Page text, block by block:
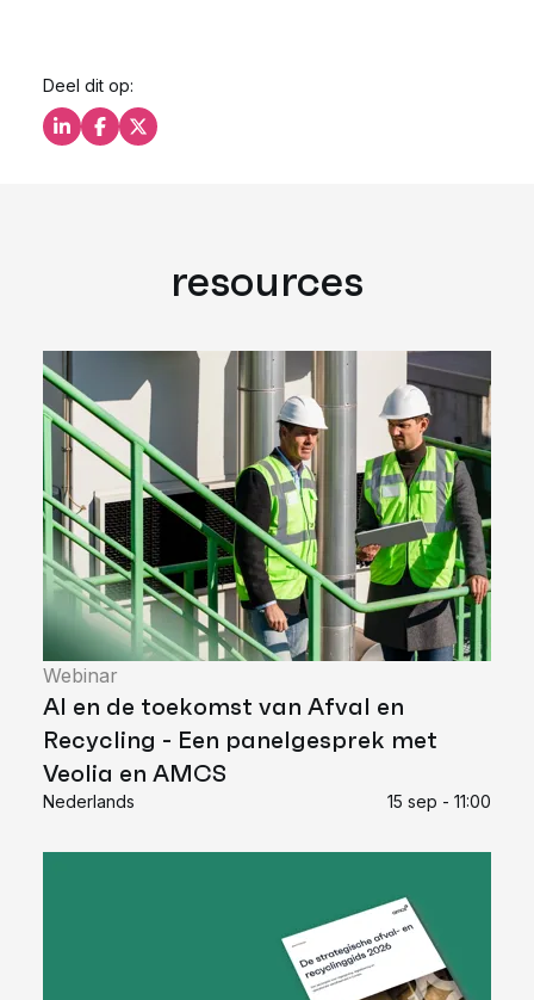
Deel dit op:
Deel dit op LinkedIn
Deel dit op Facebook
Deel dit op X
resources
Webinar
AI en de toekomst van Afval en
Recycling - Een panelgesprek met
Veolia en AMCS
Nederlands 15 sep - 11:00